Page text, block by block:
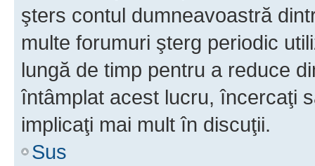
şters contul dumneavoastră
multe forumuri şterg periodic
lungă de timp pentru a reduce
întâmplat acest lucru, încercaţi
implicaţi mai mult în discuţii.
Sus